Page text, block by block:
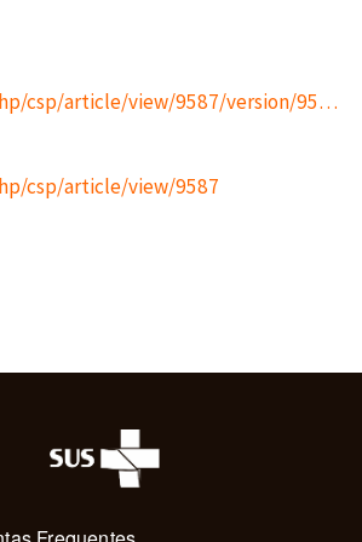
csp/article/view/9587/version/95…
csp/article/view/9587